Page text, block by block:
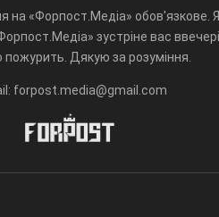
на «Форпост.Медіа» обов'язкове.
зустріне вас ввечері
пожурить. Дякую за розуміння.
forpost.media@gmail.com